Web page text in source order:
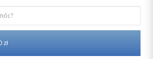
zł